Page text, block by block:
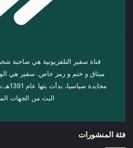
قناة سفير التلفزيونية هي صاحبة
ميثاق و ختم و رمز خاص. سفیر هي
البث من الجهات
فئة المنشورات